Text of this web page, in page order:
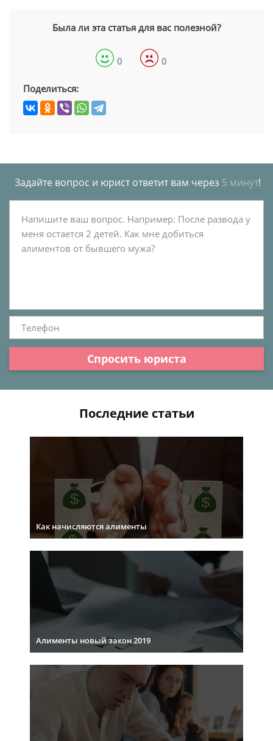
Была ли эта статья для вас полезной?
0 0
Поделиться:
Задайте вопрос и юрист ответит вам через 5 минут!
Спросить юриста
Последние статьи
Как начисляются алименты
Алименты новый закон 2019